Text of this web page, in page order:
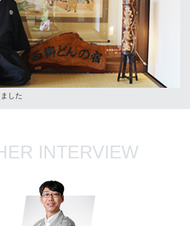
した
INTERVIEW